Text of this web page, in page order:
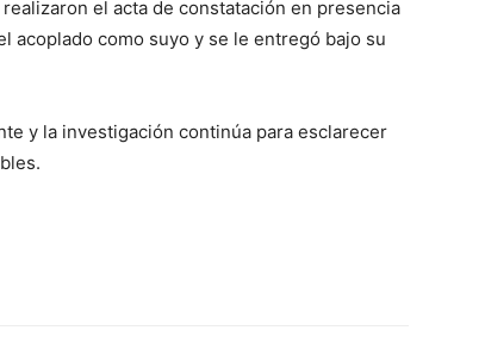
el acta de constatación en presencia
como suyo y se le entregó bajo su
y la investigación continúa para esclarecer